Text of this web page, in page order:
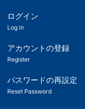
ツ
匿
名
ユ
ー
ログイン
Log in
アカウントの登録
Register
パスワードの再設定
Reset Password